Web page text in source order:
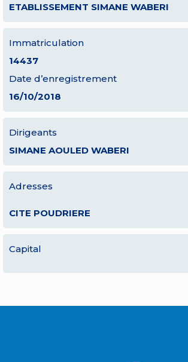
ETABLISSEMENT SIMANE WABERI
Immatriculation
14437
Date d’enregistrement
16/10/2018
Dirigeants
SIMANE AOULED WABERI
Adresses
CITE POUDRIERE
Capital